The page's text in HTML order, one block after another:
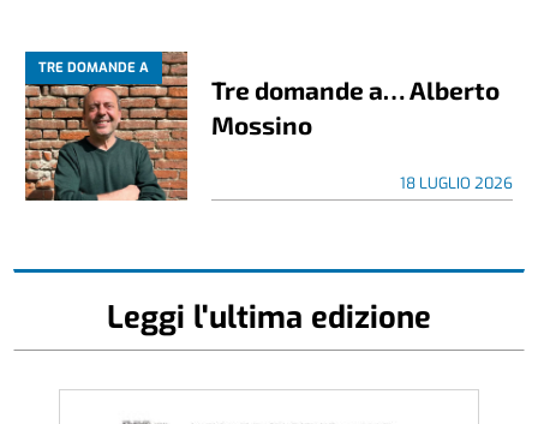
TRE DOMANDE A
Tre domande a… Alberto
Mossino
18 LUGLIO 2026
Leggi l'ultima edizione